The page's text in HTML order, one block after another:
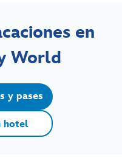
en
World
y pases
hotel